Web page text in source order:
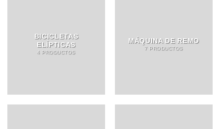
BICICLETAS
ELÍPTICAS
4 PRODUCTOS
MÁQUINA DE REMO
7 PRODUCTOS